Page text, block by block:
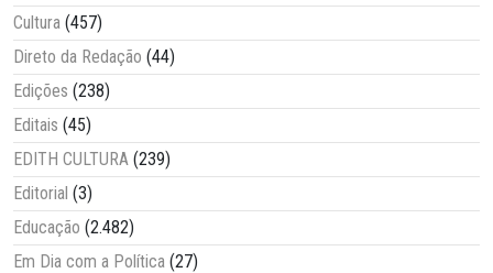
Cultura (457)
Direto da Redação (44)
Edições (238)
Editais (45)
EDITH CULTURA (239)
Editorial (3)
Educação (2.482)
Em Dia com a Política (27)